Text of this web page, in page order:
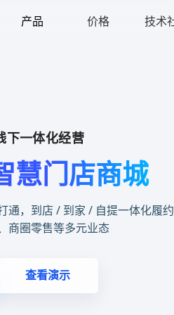
产品 价格 技术
下一体化经营
慧门店商城
通，到店 / 到家 / 自提一体化履约
商圈零售等多元业态
查看演示